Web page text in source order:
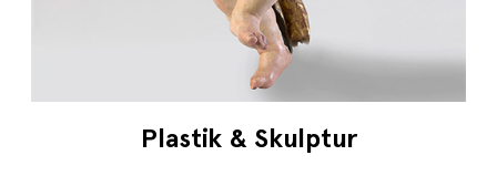
Plastik & Skulptur